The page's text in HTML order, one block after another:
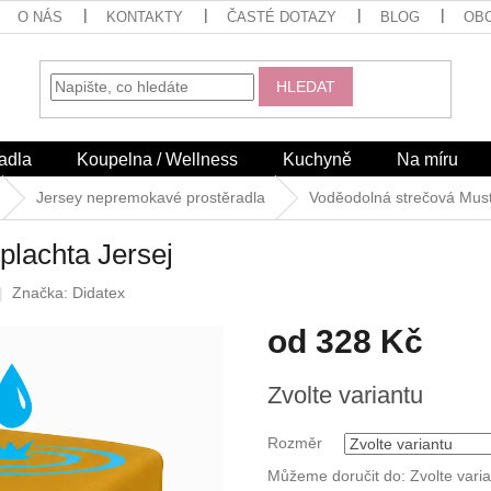
O NÁS KONTAKTY ČASTÉ DOTAZY BLOG
HLEDAT
Koupelna / Wellness Kuchyně Na míru
Jersey nepremokavé prostěradla Voděodolná strečová
Jersej
Značka: Didatex
od 328 Kč
cena:
Zvolte variantu
Rozměr
Můžeme doručit do: Zvolte